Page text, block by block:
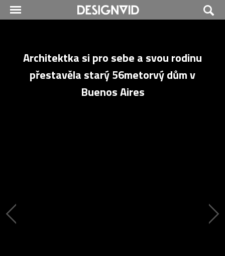
Architektka si pro sebe a svou rodinu
přestavěla starý 56metorvý dům v
Buenos Aires